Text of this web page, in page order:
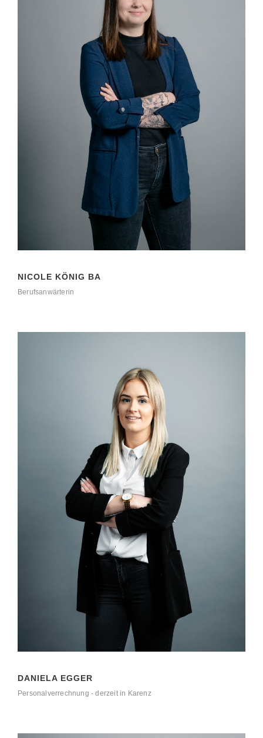
NICOLE KÖNIG BA
Berufsanwärterin
DANIELA EGGER
Personalverrechnung - derzeit in Karenz